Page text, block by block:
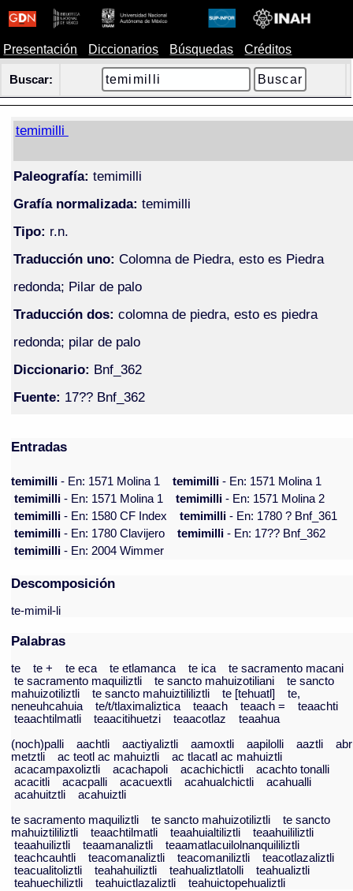
Presentación Diccionarios Búsquedas Créditos
Buscar:
temimilli
Paleografía: temimilli
Grafía normalizada: temimilli
Tipo: r.n.
Traducción uno: Colomna de Piedra, esto es Piedra
redonda; Pilar de palo
Traducción dos: colomna de piedra, esto es piedra
redonda; pilar de palo
Diccionario: Bnf_362
Fuente: 17?? Bnf_362
Entradas
temimilli- En: 1571 Molina 1 temimilli- En: 1571 Molina 1
temimilli- En: 1571 Molina 1 temimilli- En: 1571 Molina 2
temimilli- En: 1580 CF Index temimilli- En: 1780 ? Bnf_361
temimilli- En: 1780 Clavijero temimilli- En: 17?? Bnf_362
temimilli- En: 2004 Wimmer
Descomposición
te-mimil-li
Palabras
te te + te eca te etlamanca te ica
te sacramento macani
te sacramento maquiliztli
te sancto mahuizotiliani
te sancto
mahuizotiliztli
te sancto mahuiztililiztli te [tehuatl]
te,
neneuhcahuia
te/t/tlaximaliztica teaach teaach =
teaachti
teaachtilmatli
teaacitihuetzi teaacotlaz
teaahua
(noch)palli
aachtli aactiyaliztli aamoxtli aapilolli aaztli
metztli
ac teotl ac mahuiztli
ac tlacatl ac mahuiztli
acacampaxoliztli
acachapoli acachichictli
acachto tonalli
acacitli
acacpalli acacuextli acahualchictli
acahualli
acahuitztli
acahuiztli
te sacramento maquiliztli
te sancto mahuizotiliztli
te sancto
mahuiztililiztli
teaachtilmatli teaahuialtiliztli
teaahuililiztli
teaahuiliztli
teaamanaliztli
teaamatlacuilolnanquililiztli
teachcauhtli
teacomanaliztli teacomaniliztli
teacotlazaliztli
teacualitoliztli
teahahuiliztli teahualiztlatolli
teahualiztli
teahuechiliztli
teahuictlazaliztli teahuictopehualiztli